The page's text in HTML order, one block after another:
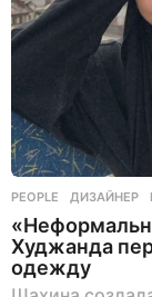
PEOPLE ДИЗАЙНЕР ,
Худжанда
одежду